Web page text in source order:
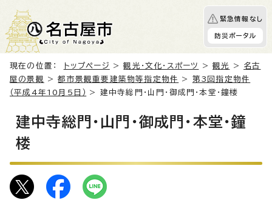
緊急情報なし
防災ポータル
現在の位置： トップページ >観光・文化・スポーツ >観光 > 名古
屋の景観
>都市景観重要建築物等指定物件 > 第3回指定物件
（平成4年10月5日）
> 建中寺総門・山門・御成門・本堂・鐘楼
建中寺総門・山門・御成門・本堂・鐘
楼